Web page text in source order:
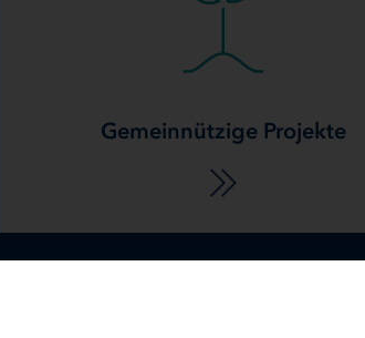
Gemeinnützige Projekte